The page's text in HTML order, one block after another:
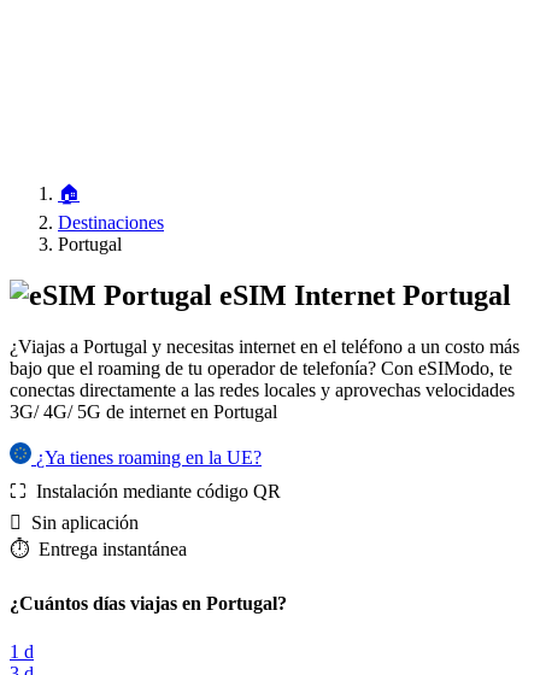
🏠
Destinaciones
Portugal
eSIM Internet Portugal
¿Viajas a Portugal y necesitas internet en el teléfono a un costo más
bajo que el roaming de tu operador de telefonía? Con eSIModo, te
conectas directamente a las redes locales y aprovechas velocidades
3G/ 4G/ 5G de internet en Portugal
¿Ya tienes roaming en la UE?
⛶️️ Instalación mediante código QR
️ Sin aplicación
⏱️️ Entrega instantánea
¿Cuántos días viajas en Portugal?
1 d